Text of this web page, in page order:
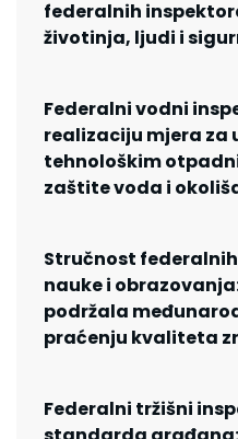
federalnih
životinja, ljudi i
Federalni vodni
realizaciju mjera za
tehnološkim
zaštite voda i
Stručnost
nauke i
podržala
praćenju kvaliteta
Federalni tržišni